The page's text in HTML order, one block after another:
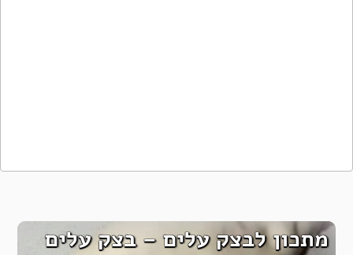
מתכון לבצק עלים – בצק עלים